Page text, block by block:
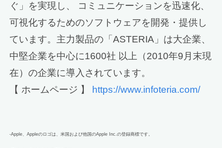
ぐ」を実現し、 コミュニケーションを迅速化、
可視化するためのソフトウェアを開発・提供し
ています。主力製品の「ASTERIA」は大企業、
中堅企業を中心に1600社 以上（2010年9月末現
在）の企業に導入されています。
【 ホームページ 】
https://www.infoteria.com/
-Apple、Appleのロゴは、米国および他国のApple Inc.の登録商標です。